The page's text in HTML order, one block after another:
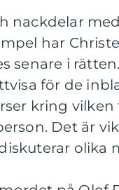
nackdelar
har
senare i
för de
kring
Det är
olika